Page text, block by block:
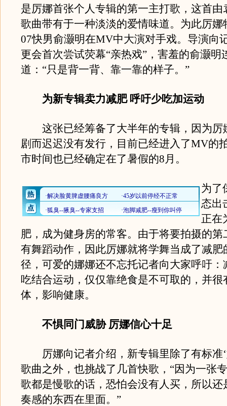
是厉娜首张个人专辑的第一主打歌，这首由
歌曲带有于一种淡淡的爱情味道。为此厉娜
07快男俞灏明在MV中大演对手戏。导演向
更会首次尝试荧幕“亲热戏”，害羞的俞灏明
道：“只是背一背、靠一靠的样子。”
为新专辑卖力减肥 呼吁少吃加运动
这张已经筹备了大半年的专辑，因为厉
剧而迟迟没有发行，目前已经进入了MV的
市时间也已经确定在了暑假的8月。
为了
态出
正在
肥，成为健身房的常客。由于将要拍摄的
有舞蹈动作，因此厉娜就将学舞当成了减肥
径，可爱的娜娜还不忘托记者向大家呼吁：
吃结合运动，仅仅靠绝食是不可取的，并很
体，影响健康。
不惧同门威胁 厉娜信心十足
厉娜向记者介绍，新专辑里除了有标准‘
歌曲之外，也挑战了几首快歌，“因为一张
歌都是慢歌的话，恐怕会没有人买，所以还
奏感的东西在里面。”